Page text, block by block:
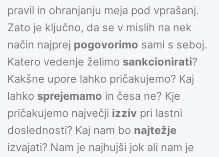
pravil in ohranjanju meja pod vprašanj.
Zato je ključno, da se v mislih na nek
način najprej pogovorimo sami s seboj.
Katero vedenje želimo sankcionirati?
Kakšne upore lahko pričakujemo? Kaj
lahko sprejemamo in česa ne? Kje
pričakujemo največji izziv pri lastni
doslednosti? Kaj nam bo najtežje
izvajati? Nam je najhujši jok ali nam je